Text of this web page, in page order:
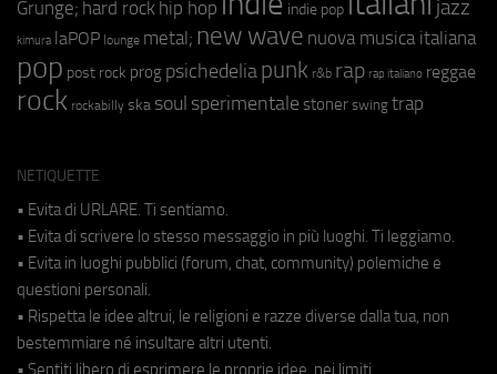
Grunge; hard rock hip hop indie pop jazz
kimura laPOP lounge metal; new wave nuova musica italiana
pop post rock prog psichedeliapunk r&b rap rap italiano reggae
rock rockabilly ska soul sperimentale stoner swing trap
NETIQUETTE
• Evita di URLARE. Ti sentiamo.
• Evita di scrivere lo stesso messaggio in più luoghi. Ti leggiamo.
• Evita in luoghi pubblici (forum, chat, community) polemiche e
questioni personali.
• Rispetta le idee altrui, le religioni e razze diverse dalla tua, non
bestemmiare né insultare altri utenti.
• Sentiti libero di esprimere le proprie idee, nei limiti